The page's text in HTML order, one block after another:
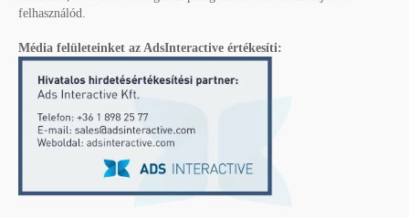
felhasználód.
Média felületeinket az AdsInteractive értékesíti: